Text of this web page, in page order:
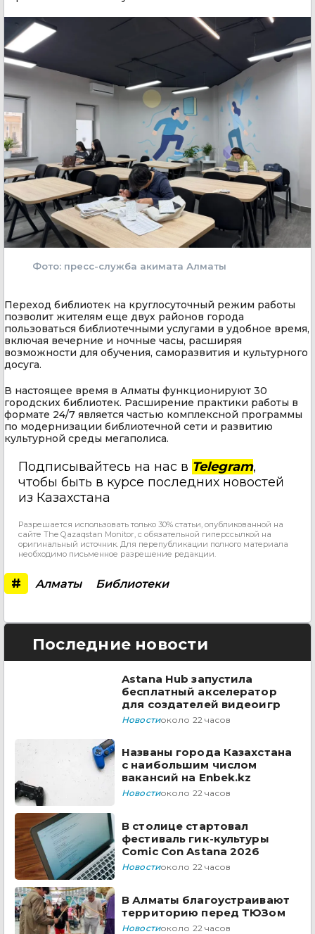
Фото: пресс-служба акимата Алматы
Переход библиотек на круглосуточный режим работы
позволит жителям еще двух районов города
пользоваться библиотечными услугами в удобное время,
включая вечерние и ночные часы, расширяя
возможности для обучения, саморазвития и культурного
досуга.
В настоящее время в Алматы функционируют 30
городских библиотек. Расширение практики работы в
формате 24/7 является частью комплексной программы
по модернизации библиотечной сети и развитию
культурной среды мегаполиса.
Подписывайтесь на нас в Telegram,
чтобы быть в курсе последних новостей
из Казахстана
Разрешается использовать только 30% статьи, опубликованной на
сайте The Qazaqstan Monitor, с обязательной гиперссылкой на
оригинальный источник. Для перепубликации полного материала
необходимо письменное разрешение редакции.
# Алматы Библиотеки
Последние новости
Astana Hub запустила
бесплатный акселератор
для создателей видеоигр
Новостиоколо 22 часов
Названы города Казахстана
с наибольшим числом
вакансий на Enbek.kz
Новостиоколо 22 часов
В столице стартовал
фестиваль гик-культуры
Comic Con Astana 2026
Новостиоколо 22 часов
В Алматы благоустраивают
территорию перед ТЮЗом
Новостиоколо 22 часов